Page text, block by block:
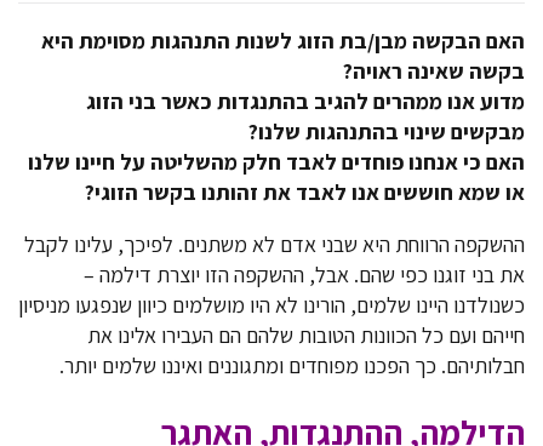
האם הבקשה מבן/בת הזוג לשנות התנהגות מסוימת היא
בקשה שאינה ראויה?
מדוע אנו ממהרים להגיב בהתנגדות כאשר בני הזוג
מבקשים שינוי בהתנהגות שלנו?
האם כי אנחנו פוחדים לאבד חלק מהשליטה על חיינו שלנו
או שמא חוששים אנו לאבד את זהותנו בקשר הזוגי?
ההשקפה הרווחת היא שבני אדם לא משתנים. לפיכך, עלינו לקבל
את בני זוגנו כפי שהם. אבל, ההשקפה הזו יוצרת דילמה –
כשנולדנו היינו שלמים, הורינו לא היו מושלמים כיוון שנפגעו מניסיון
חייהם ועם כל הכוונות הטובות שלהם הם העבירו אלינו את
חבלותיהם. כך הפכנו מפוחדים ומתגוננים ואיננו שלמים יותר.
הדילמה, ההתנגדות, האתגר